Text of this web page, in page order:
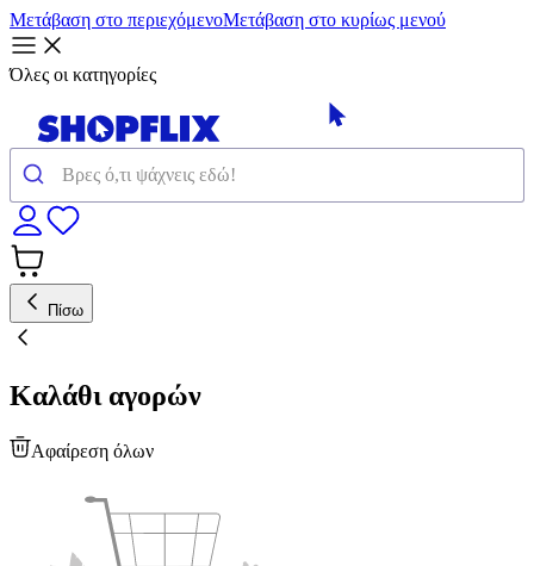
Μετάβαση στο περιεχόμενοΜετάβαση στο κυρίως μενού
Όλες οι κατηγορίες
Πίσω
Καλάθι αγορών
Αφαίρεση όλων